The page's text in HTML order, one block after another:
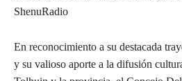
ShenuRadio
En reconocimiento a su destacada
y su valioso aporte a la difusión